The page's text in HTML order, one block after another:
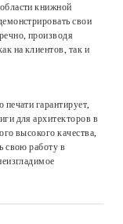
книжной
свои
производя
на клиентов, так и
гарантирует,
для архитекторов в
высокого качества,
свою работу в